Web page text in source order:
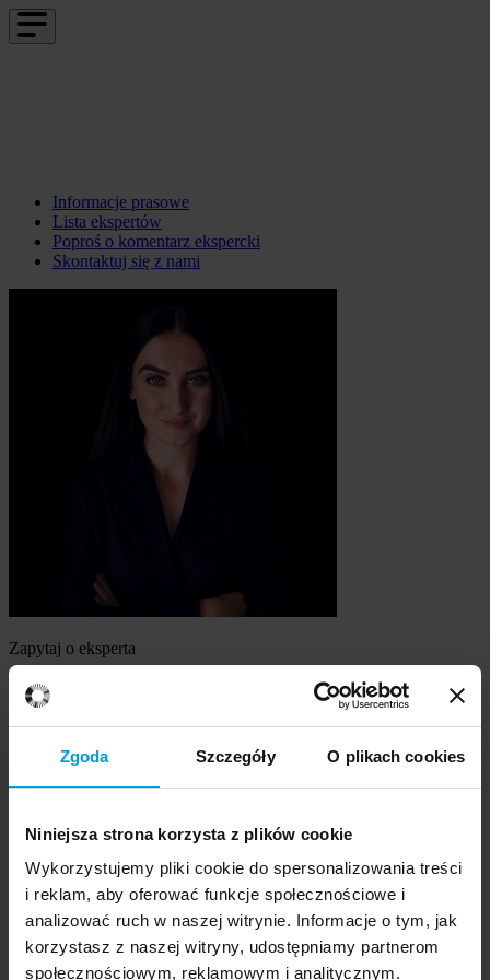
Zgoda Szczegóły O plikach cookies
Niniejsza strona korzysta z plików cookie
Wykorzystujemy pliki cookie do spersonalizowania treści
i reklam, aby oferować funkcje społecznościowe i
analizować ruch w naszej witrynie. Informacje o tym, jak
korzystasz z naszej witryny, udostępniamy partnerom
społecznościowym, reklamowym i analitycznym.
Informacje prasowe
Lista ekspertów
Poproś o komentarz ekspercki
Skontaktuj się z nami
Zapytaj o eksperta
mgr Anna Przybyła
Szukasz eksperta
Wybierz temat
Ekspert
Wybierz formę kontaktu
udzielenie wywiadu
komentarz do artykułu
udział w audycji radiowej na żywo
udział w nagraniu audycji radiowej
udział w audycji telewizyjnej na żywo